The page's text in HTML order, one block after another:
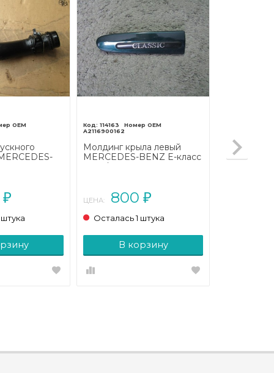
₽
114163
A2116900162
Молдинг крыла левый
MERCEDES-BENZ E-класс
W211/S211 (2002 - 2006)
ЦЕНА: 800 ₽
Осталась 1 штука
В корзину